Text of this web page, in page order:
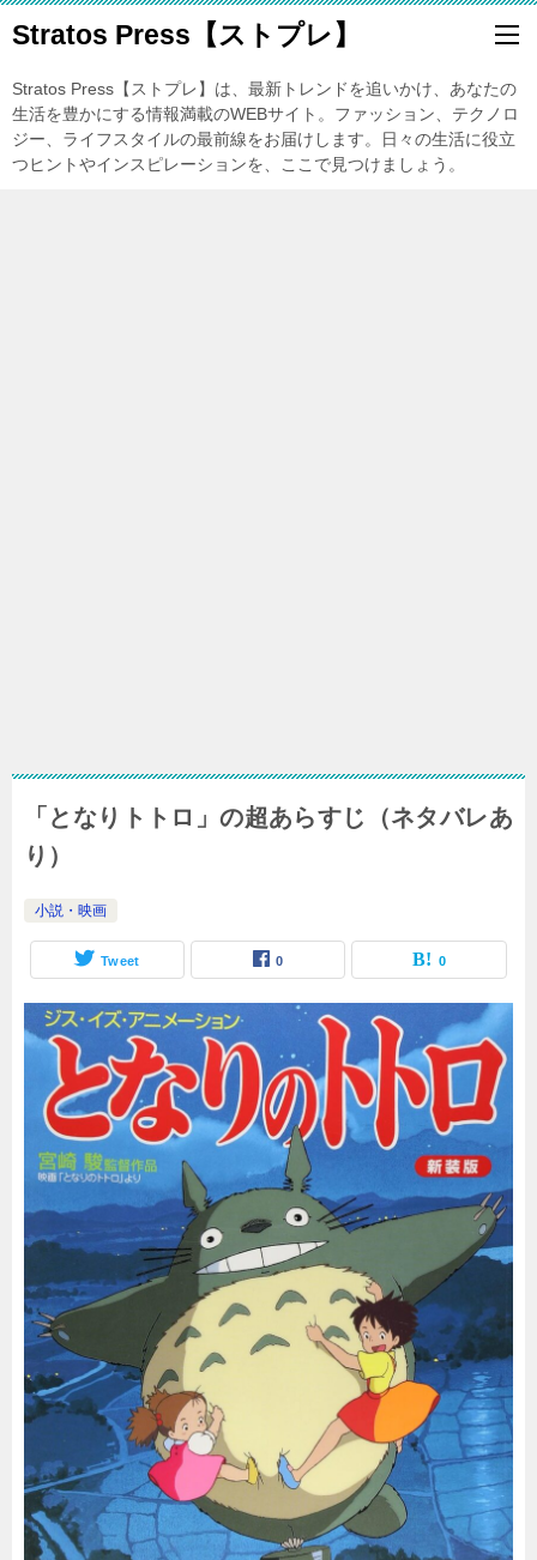
Stratos Press【ストプレ】
Stratos Press【ストプレ】は、最新トレンドを追いかけ、あなたの
生活を豊かにする情報満載のWEBサイト。ファッション、テクノロ
ジー、ライフスタイルの最前線をお届けします。日々の生活に役立
つヒントやインスピレーションを、ここで見つけましょう。
「となりトトロ」の超あらすじ（ネタバレあ
り）
小説・映画
Tweet 0 0